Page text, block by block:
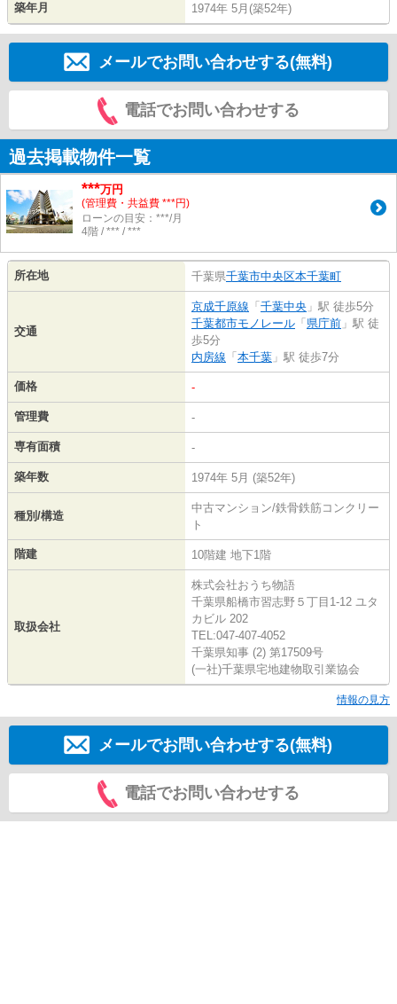
築年月 1974年 5月(築52年)
メールでお問い合わせする(無料)
電話でお問い合わせする
過去掲載物件一覧
***万円
(管理費・共益費 ***円)
ローンの目安：***/月
4階 / *** / ***
所在地 千葉県千葉市中央区本千葉町
交通
京成千原線 「 千葉中央 」駅 徒歩5分
千葉都市モノレール 「 県庁前 」駅 徒
歩5分
内房線 「 本千葉 」駅 徒歩7分
価格 -
管理費 -
専有面積 -
築年数 1974年 5月 (築52年)
種別/構造
中古マンション/鉄骨鉄筋コンクリー
ト
階建 10階建 地下1階
取扱会社
株式会社おうち物語
千葉県船橋市習志野５丁目1-12 ユタ
カビル 202
TEL:047-407-4052
千葉県知事 (2) 第17509号
(一社)千葉県宅地建物取引業協会
情報の見方
メールでお問い合わせする(無料)
電話でお問い合わせする